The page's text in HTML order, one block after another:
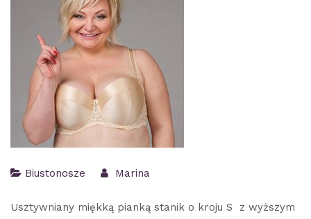
Biustonosze Marina
Usztywniany miękką pianką stanik o kroju S z wyższym